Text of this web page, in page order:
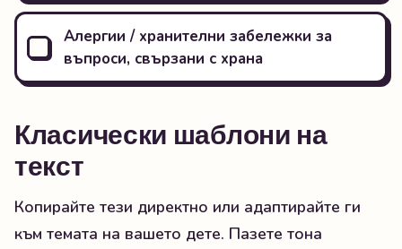
Алергии / хранителни забележки за
въпроси, свързани с храна
Класически шаблони на
текст
Копирайте тези директно или адаптирайте ги
към темата на вашето дете. Пазете тона